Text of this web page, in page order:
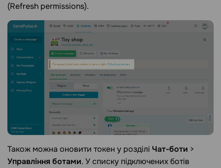
(Refresh permissions).
Також можна оновити токен у розділі Чат-боти >
Управління ботами. У списку підключених ботів